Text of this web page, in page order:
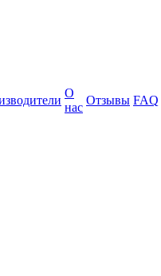
О
нас
Отзывы FAQ